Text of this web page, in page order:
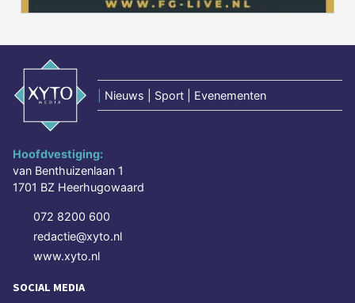
Nieuws | Sport | Evenementen
Hoofdvestiging:
van Benthuizenlaan 1
1701 BZ Heerhugowaard
072 8200 600
redactie@xyto.nl
www.xyto.nl
SOCIAL MEDIA